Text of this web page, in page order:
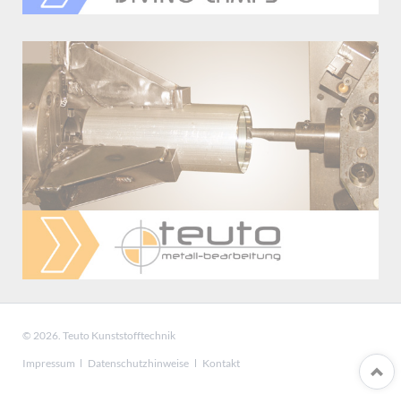
© 2026. Teuto Kunststofftechnik
Navigation
Impressum Datenschutzhinweise Kontakt